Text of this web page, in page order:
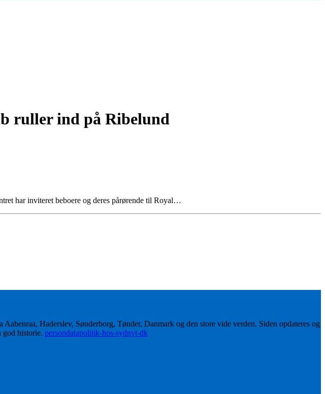
ruller ind på Ribelund
har inviteret beboere og deres pårørende til Royal…
Haderslev, Sønderborg, Tønder, Danmark og den store vide verden. Siden opdateres og
god historie. persondatapolitik-hos-sydnyt-dk